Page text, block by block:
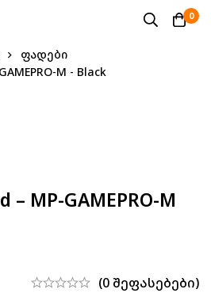
0
ფადები
M - Black
MP-GAMEPRO-M
(0 შეფასებები)